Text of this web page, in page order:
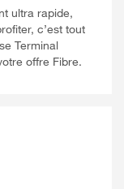
ultra rapide,
c’est tout
Terminal
offre Fibre.